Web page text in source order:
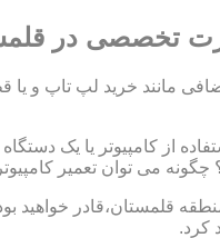
تخصصی در
مانند خرید لپ تاپ و یا
از کامپیوتر یا یک
می توان تعمیر کامپیوتر
قلمستان،قادر
کرد.